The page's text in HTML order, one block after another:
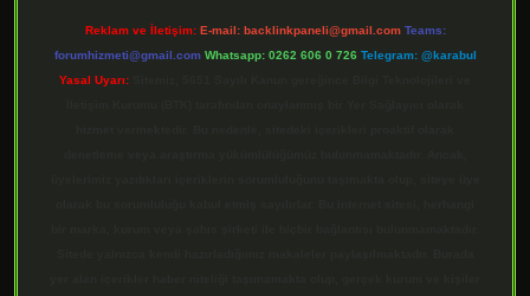
Reklam ve İletişim: E-mail: backlinkpaneli@gmail.com Teams:
forumhizmeti@gmail.com Whatsapp: 0262 606 0 726 Telegram: @karabul
Yasal Uyarı: